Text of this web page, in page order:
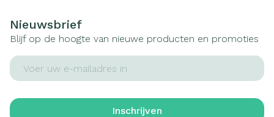
Nieuwsbrief
Blijf op de hoogte van nieuwe producten en promoties
E-mail adres
Inschrijven